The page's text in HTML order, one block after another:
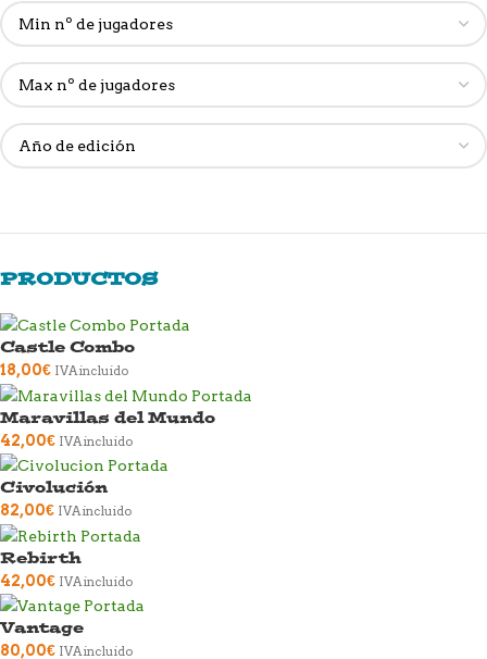
PRODUCTOS
Castle Combo
18,00€ IVA incluido
Maravillas del Mundo
42,00€ IVA incluido
Civolución
82,00€ IVA incluido
Rebirth
42,00€ IVA incluido
Vantage
80,00€ IVA incluido